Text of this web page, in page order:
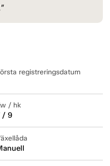
registreringsdatum
/ hk
/ 9